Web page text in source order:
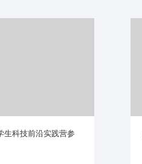
生科技前沿实践营参